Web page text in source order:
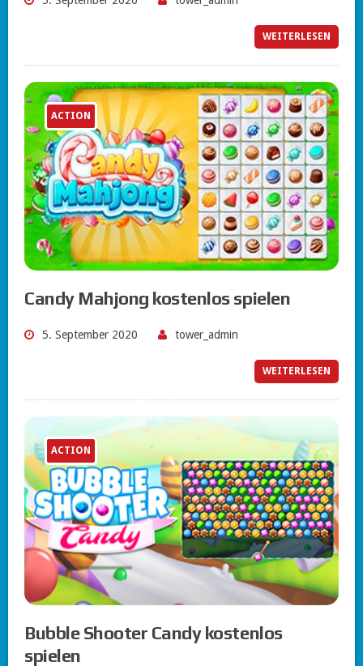
WEITERLESEN
ACTION
Candy Mahjong kostenlos spielen
5. September 2020 tower_admin
WEITERLESEN
ACTION
Bubble Shooter Candy kostenlos
spielen